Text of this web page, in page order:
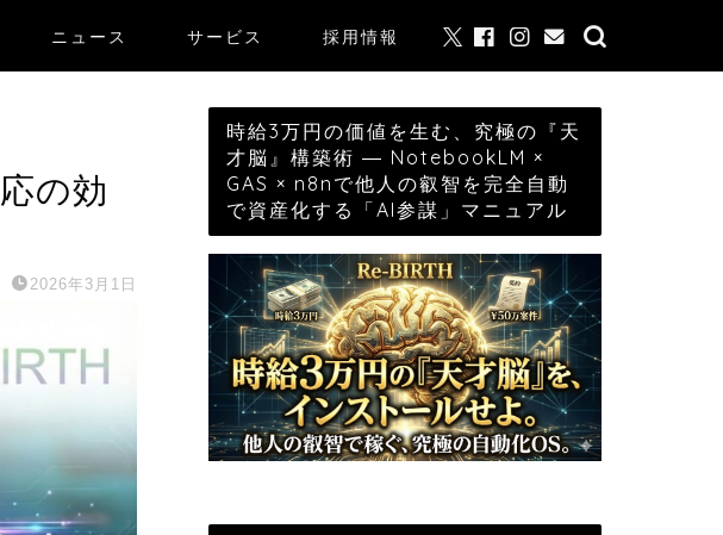
ニュース サービス 採用情報
の効
2026年3月1日
時給3万円の価値を生む、究極の『天
才脳』構築術 ― NotebookLM ×
GAS × n8nで他人の叡智を完全自動
で資産化する「AI参謀」マニュアル